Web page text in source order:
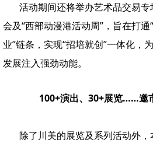
活动期间还将举办艺术品交易
会及“西部动漫港活动周”，旨在打
业”链条，实现“招培就创”一体化，
发展注入强劲动能。
100+演出、30+展览……邀
除了川美的展览及系列活动外